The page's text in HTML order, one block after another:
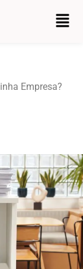
Empresa?